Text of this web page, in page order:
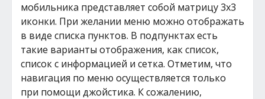
мобильника представляет собой матрицу 3х3
иконки. При желании меню можно отображать
в виде списка пунктов. В подпунктах есть
такие варианты отображения, как список,
список с информацией и сетка. Отметим, что
навигация по меню осуществляется только
при помощи джойстика. К сожалению,